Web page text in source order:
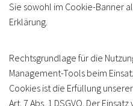
Sie sowohl im Cookie-Banner
Erklärung.
Rechtsgrundlage für die
Management-Tools beim
Cookies ist die Erfüllung
Art. 7 Abs. 1 DSGVO. Der